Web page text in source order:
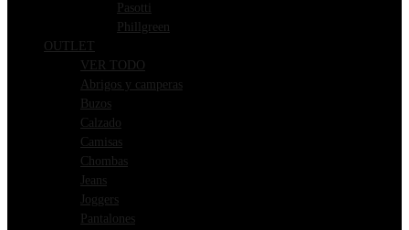
Pasotti
Phillgreen
OUTLET
VER TODO
Abrigos y camperas
Buzos
Calzado
Camisas
Chombas
Jeans
Joggers
Pantalones